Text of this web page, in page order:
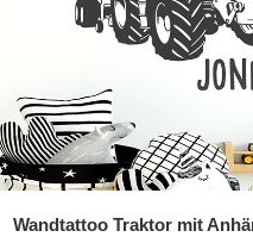
Wandtattoo Traktor mit